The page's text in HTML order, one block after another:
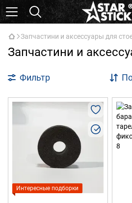
Запчастини и аксессуары для
Запчастини и
Фильтр
Интересные подборки